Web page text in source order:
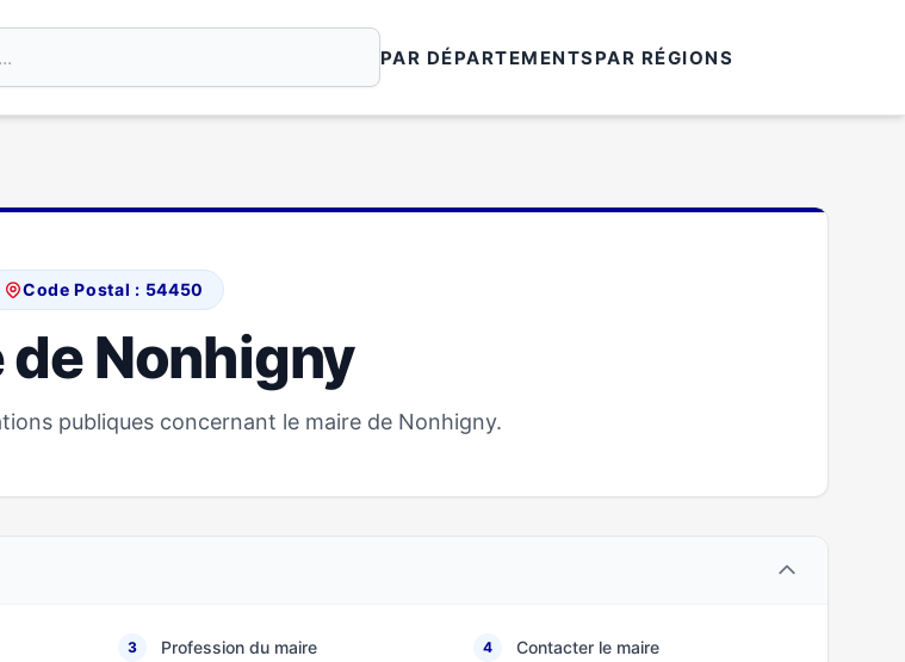
PAR DÉPARTEMENTSPAR RÉGIONS
Code Postal : 54450
de Nonhigny
publiques concernant le maire de Nonhigny.
3 Profession du maire 4 Contacter le maire